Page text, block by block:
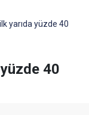
yarıda yüzde 40
yüzde 40